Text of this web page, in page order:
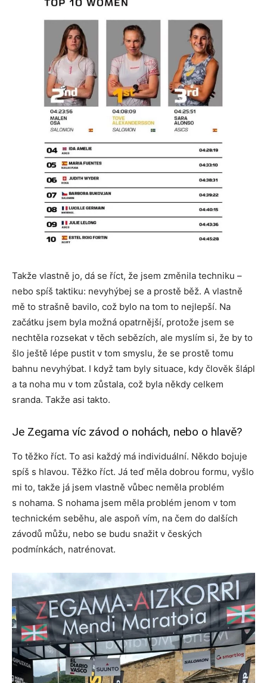
Takže vlastně jo, dá se říct, že jsem změnila techniku –
nebo spíš taktiku: nevyhýbej se a prostě běž. A vlastně
mě to strašně bavilo, což bylo na tom to nejlepší. Na
začátku jsem byla možná opatrnější, protože jsem se
nechtěla rozsekat v těch sebězích, ale myslím si, že by to
šlo ještě lépe pustit v tom smyslu, že se prostě tomu
bahnu nevyhýbat. I když tam byly situace, kdy člověk šlápl
a ta noha mu v tom zůstala, což byla někdy celkem
sranda. Takže asi takto.
Je Zegama víc závod o nohách, nebo o hlavě?
To těžko říct. To asi každý má individuální. Někdo bojuje
spíš s hlavou. Těžko říct. Já teď měla dobrou formu, vyšlo
mi to, takže já jsem vlastně vůbec neměla problém
s nohama. S nohama jsem měla problém jenom v tom
technickém seběhu, ale aspoň vím, na čem do dalších
závodů můžu, nebo se budu snažit v českých
podmínkách, natrénovat.